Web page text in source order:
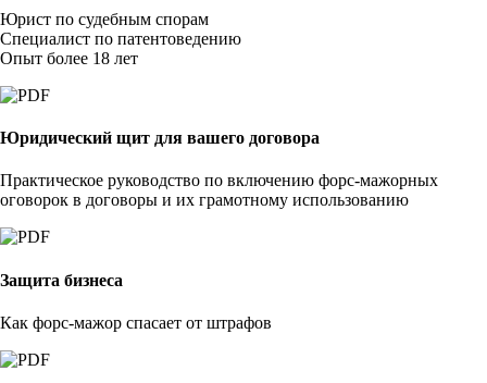
Юрист по судебным спорам
Специалист по патентоведению
Опыт более 18 лет
Юридический щит для вашего договора
Практическое руководство по включению форс-мажорных
оговорок в договоры и их грамотному использованию
Защита бизнеса
Как форс-мажор спасает от штрафов